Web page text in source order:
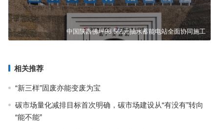
中国陕西佛坪98.5亿元抽水蓄能电站全面协同施工
相关推荐
“新三样”固废亦能变废为宝
碳市场量化减排目标首次明确，碳市场建设从“有没有”转向
“能不能”